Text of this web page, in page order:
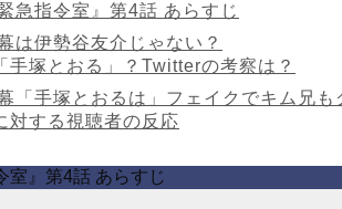
急指令室』第4話 あらすじ
は伊勢谷友介じゃない？
手塚とおる」？Twitterの考察は？
「手塚とおるは」フェイクでキム兄も
対する視聴者の反応
室』第4話 あらすじ